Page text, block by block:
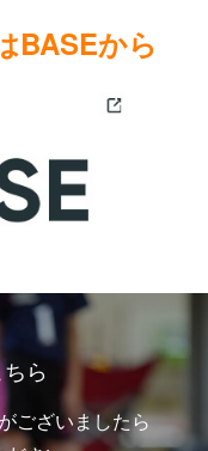
BASEから
ら
ございましたら